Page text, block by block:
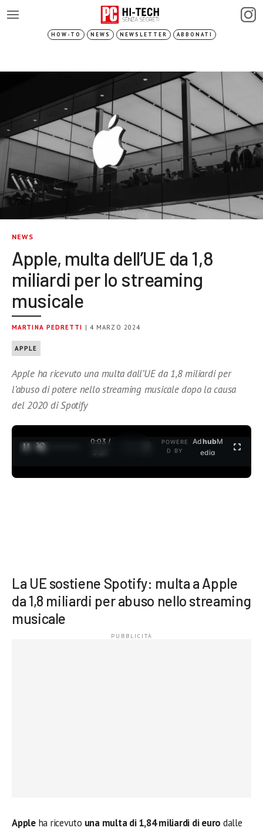
HOW-TO NEWS NEWSLETTER ABBONATI
NEWS
Apple, multa dell’UE da 1,8
miliardi per lo streaming
musicale
MARTINA PEDRETTI | 4 MARZO 2024
APPLE
Apple ha ricevuto una multa dall’UE da 1,8 miliardi per
l’abuso di potere nello streaming musicale dopo la causa
del 2020 di Spotify
0:04 /
3:37
POWERE
D BY
AdhubM
edia
La UE sostiene Spotify: multa a Apple
da 1,8 miliardi per abuso nello streaming
musicale
Apple ha ricevuto una multa di 1,84 miliardi di euro dalle